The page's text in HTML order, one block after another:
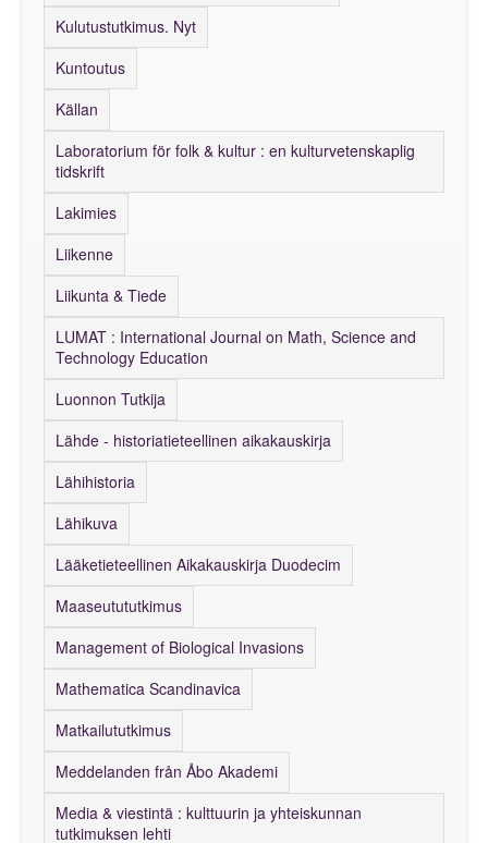
Kulutustutkimus. Nyt
Kuntoutus
Källan
Laboratorium för folk & kultur : en kulturvetenskaplig
tidskrift
Lakimies
Liikenne
Liikunta & Tiede
LUMAT : International Journal on Math, Science and
Technology Education
Luonnon Tutkija
Lähde - historiatieteellinen aikakauskirja
Lähihistoria
Lähikuva
Lääketieteellinen Aikakauskirja Duodecim
Maaseutututkimus
Management of Biological Invasions
Mathematica Scandinavica
Matkailututkimus
Meddelanden från Åbo Akademi
Media & viestintä : kulttuurin ja yhteiskunnan
tutkimuksen lehti